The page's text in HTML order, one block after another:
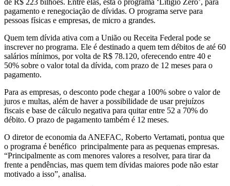
pagamento e renegociação de dívidas. O programa serve para
pessoas físicas e empresas, de micro a grandes.
Quem tem dívida ativa com a União ou Receita Federal pode se
inscrever no programa. Ele é destinado a quem tem débitos de até 60
salários mínimos, por volta de R$ 78.120, oferecendo entre 40 e
50% sobre o valor total da dívida, com prazo de 12 meses para o
pagamento.
Para as empresas, o desconto pode chegar a 100% sobre o valor de
juros e multas, além de haver a possibilidade de usar prejuízos
fiscais e base de cálculo negativa para quitar entre 52 a 70% do
débito. O prazo de pagamento também é 12 meses.
O diretor de economia da ANEFAC, Roberto Vertamati, pontua que
o programa é benéfico principalmente para as pequenas empresas.
“Principalmente as com menores valores a resolver, para tirar da
frente a pendências, mas quem tem dívidas maiores pode não estar
motivado a isso”, analisa.